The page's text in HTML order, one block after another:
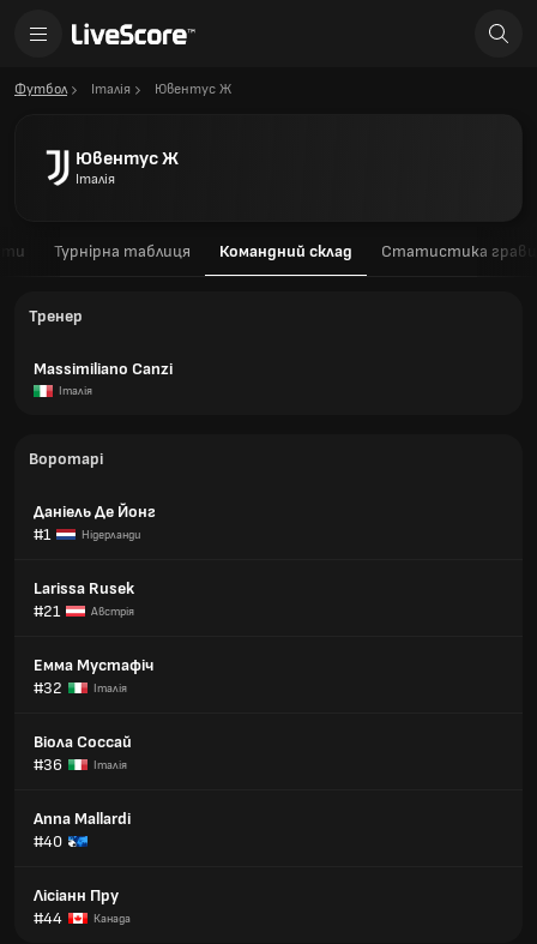
Футбол Італія Ювентус Ж
Ювентус Ж
Італія
Турнірна таблиця Командний склад Статистика
Тренер
Massimiliano Canzi
Італія
Воротарі
Даніель Де Йонг
#1
Нідерланди
Larissa Rusek
#21
Австрія
Емма Мустафіч
#32
Італія
Віола Соссай
#36
Італія
Anna Mallardi
#40
Лісіанн Пру
#44
Канада